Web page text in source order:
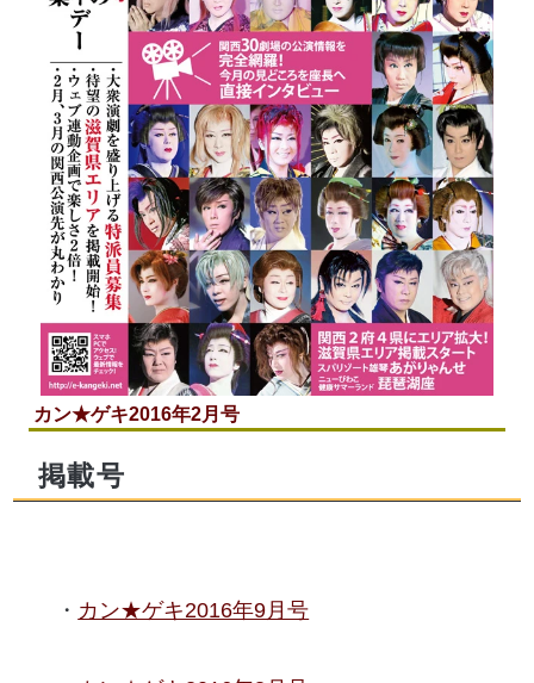
カン★ゲキ2016年2月号
掲載号
カン★ゲキ2016年9月号